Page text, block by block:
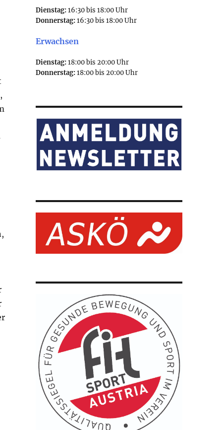
Dienstag:16:30 bis 18:00 Uhr
Donnerstag:16:30 bis 18:00 Uhr
Erwachsen
Dienstag:18:00 bis 20:00 Uhr
Donnerstag:18:00 bis 20:00 Uhr